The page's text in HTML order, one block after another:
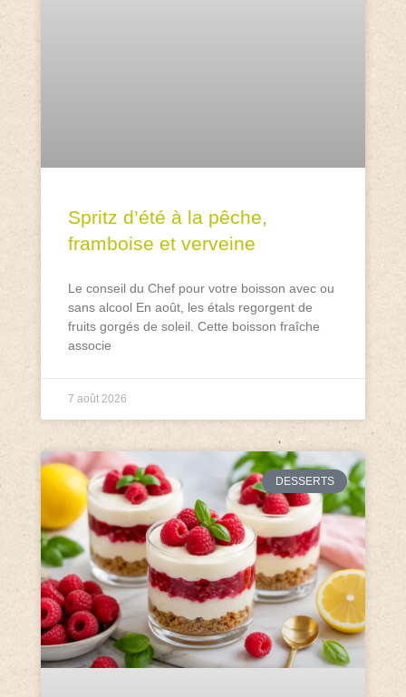
Spritz d’été à la pêche,
framboise et verveine
Le conseil du Chef pour votre boisson avec ou
sans alcool En août, les étals regorgent de
fruits gorgés de soleil. Cette boisson fraîche
associe
7 août 2026
DESSERTS